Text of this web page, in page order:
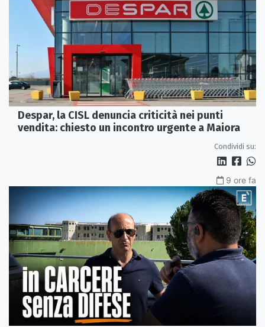
Despar, la CISL denuncia criticità nei punti
vendita: chiesto un incontro urgente a Maiora
Condividi su:
9 ore fa